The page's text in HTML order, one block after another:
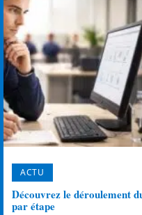
ACTU
Découvrez le déroulement
par étape